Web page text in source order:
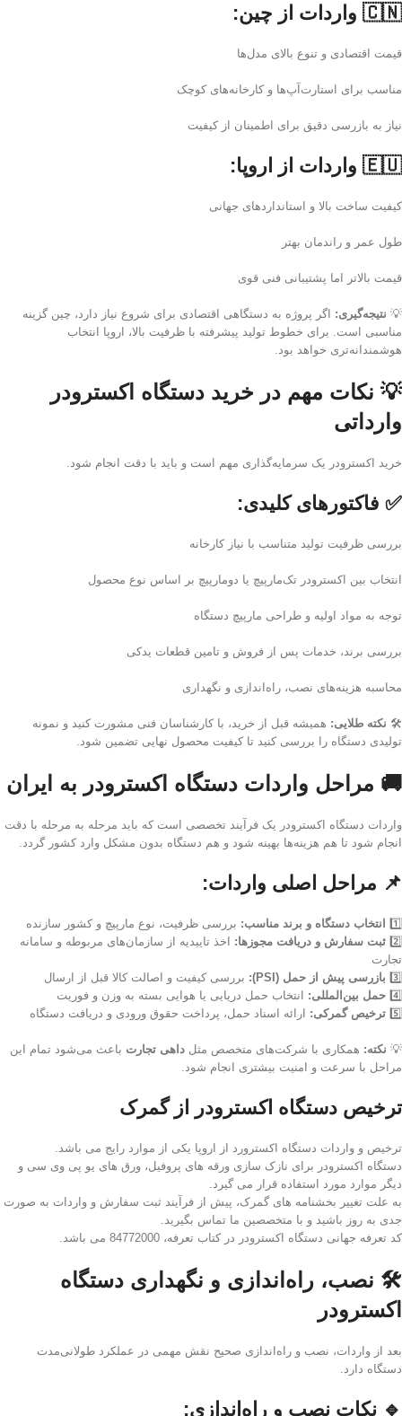
🇨🇳 واردات از چین:
قیمت اقتصادی و تنوع بالای مدل‌ها
مناسب برای استارت‌آپ‌ها و کارخانه‌های کوچک
نیاز به بازرسی دقیق برای اطمینان از کیفیت
🇪🇺 واردات از اروپا:
کیفیت ساخت بالا و استانداردهای جهانی
طول عمر و راندمان بهتر
قیمت بالاتر اما پشتیبانی فنی قوی
💡 نتیجه‌گیری: اگر پروژه به دستگاهی اقتصادی برای شروع نیاز دارد، چین گزینه
مناسبی است. برای خطوط تولید پیشرفته با ظرفیت بالا، اروپا انتخاب
هوشمندانه‌تری خواهد بود.
💡 نکات مهم در خرید دستگاه اکسترودر
وارداتی
خرید اکسترودر یک سرمایه‌گذاری مهم است و باید با دقت انجام شود.
✅ فاکتورهای کلیدی:
بررسی ظرفیت تولید متناسب با نیاز کارخانه
انتخاب بین اکسترودر تک‌مارپیچ یا دومارپیچ بر اساس نوع محصول
توجه به مواد اولیه و طراحی مارپیچ دستگاه
بررسی برند، خدمات پس از فروش و تامین قطعات یدکی
محاسبه هزینه‌های نصب، راه‌اندازی و نگهداری
🛠️ نکته طلایی: همیشه قبل از خرید، با کارشناسان فنی مشورت کنید و نمونه
تولیدی دستگاه را بررسی کنید تا کیفیت محصول نهایی تضمین شود.
🚚 مراحل واردات دستگاه اکسترودر به ایران
واردات دستگاه اکسترودر یک فرآیند تخصصی است که باید مرحله به مرحله با دقت
انجام شود تا هم هزینه‌ها بهینه شود و هم دستگاه بدون مشکل وارد کشور گردد.
📌 مراحل اصلی واردات:
1️⃣ انتخاب دستگاه و برند مناسب: بررسی ظرفیت، نوع مارپیچ و کشور سازنده
2️⃣ ثبت سفارش و دریافت مجوزها: اخذ تاییدیه از سازمان‌های مربوطه و سامانه
تجارت
3️⃣ بازرسی پیش از حمل (PSI):
بررسی کیفیت و اصالت کالا قبل از ارسال
4️⃣ حمل بین‌المللی: انتخاب حمل دریایی یا هوایی بسته به وزن و فوریت
5️⃣ ترخیص گمرکی: ارائه اسناد حمل، پرداخت حقوق ورودی و دریافت دستگاه
💡 نکته: همکاری با شرکت‌های متخصص مثل داهی تجارت باعث می‌شود تمام این
مراحل با سرعت و امنیت بیشتری انجام شود.
ترخیص دستگاه اکسترودر از گمرک
ترخیص و واردات دستگاه اکسترورد از اروپا یکی از موارد رایج می باشد.
دستگاه اکسترودر برای نازک سازی ورقه های پروفیل، ورق های یو پی وی سی و
دیگر موارد مورد استفاده قرار می گیرد.
به علت تغییر بخشنامه های گمرک، پیش از فرآیند ثبت سفارش و واردات به صورت
جدی به روز باشید و با متخصصین ما تماس بگیرید.
کد تعرفه جهانی دستگاه اکسترودر در کتاب تعرفه، 84772000 می باشد.
🛠️ نصب، راه‌اندازی و نگهداری دستگاه
اکسترودر
بعد از واردات، نصب و راه‌اندازی صحیح نقش مهمی در عملکرد طولانی‌مدت
دستگاه دارد.
🔹 نکات نصب و راه‌اندازی: